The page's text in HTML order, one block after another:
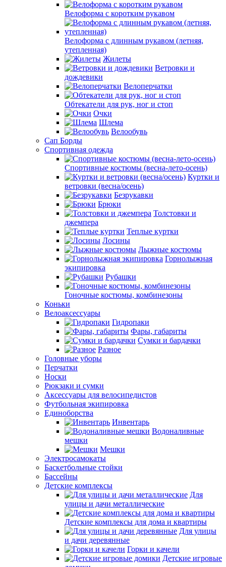
Велоформа с коротким рукавом
Велоформа с длинным рукавом (летняя,
утепленная)
Жилеты
Ветровки и
дождевики
Велоперчатки
Обтекатели для рук, ног и стоп
Очки
Шлема
Велообувь
Сап Борды
Спортивная одежда
Спортивные костюмы (весна-лето-осень)
Куртки и
ветровки (весна/осень)
Безрукавки
Брюки
Толстовки и
джемпера
Теплые куртки
Лосины
Лыжные костюмы
Горнолыжная
экипировка
Рубашки
Гоночные костюмы, комбинезоны
Коньки
Велоаксессуары
Гидропаки
Фары, габариты
Сумки и бардачки
Разное
Головные уборы
Перчатки
Носки
Рюкзаки и сумки
Аксессуары для велосипедистов
Футбольная экипировка
Единоборства
Инвентарь
Водоналивные
мешки
Мешки
Электросамокаты
Баскетбольные стойки
Бассейны
Детские комплексы
Для
улицы и дачи металлические
Детские комплексы для дома и квартиры
Для улицы
и дачи деревянные
Горки и качели
Детские игровые